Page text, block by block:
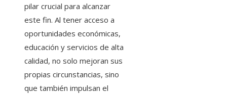
pilar crucial para alcanzar
este fin. Al tener acceso a
oportunidades económicas,
educación y servicios de alta
calidad, no solo mejoran sus
propias circunstancias, sino
que también impulsan el